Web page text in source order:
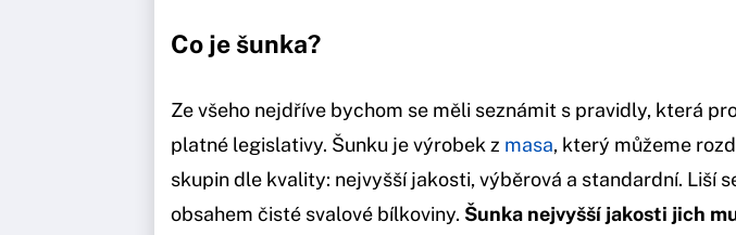
Co je šunka?
Ze všeho nejdříve bychom se měli seznámit s pravidly, která
platné legislativy. Šunku je výrobek z masa, který můžeme
skupin dle kvality: nejvyšší jakosti, výběrová a standardní. Liší
obsahem čisté svalové bílkoviny. Šunka nejvyšší jakosti jich